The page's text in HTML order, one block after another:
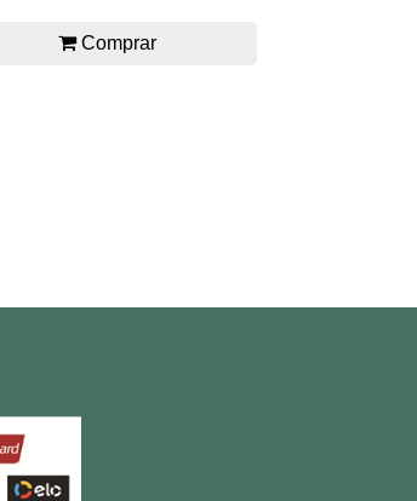
Comprar